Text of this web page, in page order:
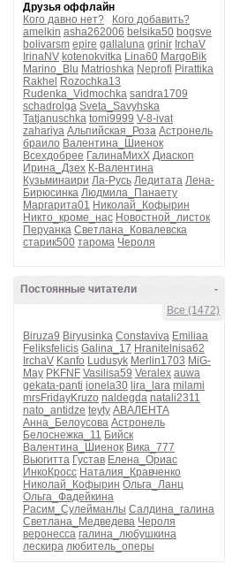
Друзья оффлайн
Кого давно нет?
Кого добавить?
amelkin asha262006 belsika50 bogsve
bolivarsm epire gallaluna grinir IrchaV
IrinaNV kotenokvitka Lina60 MargoBik
Marino_Blu Matrioshka Neprofi Pirattika
Rakhel
Rozochka13
Rudenka_Vidmochka sandra1709
schadrolga Sveta_Savyhska
Tatjanuschka tomi9999 V-8-ivat
zahariya Альпийская_Роза Астронель
браило Валентина_Шиенок
Всехдобрее ГалинаМихХ Диаскоп
Ирина_Дзех К-Валентина
Кузьминаири Ла-Русь Ледитата Лена-
Бирюсинка Людмила_Панаету
Маргарита01 Николай_Кофырин
Никто_кроме_нас Новостной_листок
Перуанка Светлана_Ковалевска
старик500 тарома Чероля
-
Постоянные читатели
Все (1472)
Biruza9 Biryusinka Constaviva Emiliaa
Feliksfelicis Galina_17 Hranitelnisa62
IrchaV Kanfo Ludusyk Merlin1703 MiG-
May PKFNF Vasilisa59 Veralex auwa
gekata-panti ionela30 lira_lara milami
mrsFridayKruzo naldegda natali2311
nato_antidze teyty АВАЛЕНТА
Анна_Белоусова Астронель
Белоснежка_11 Бийск
Валентина_Шиенок Вика_777
Вьюгитта Густав Елена_Ориас
ИнкоКросс Наталия_Кравченко
Николай_Кофырин Ольга_Ланц
Ольга_Фадейкина
Расим_Сулейманлы Салдина_галина
Светлана_Медведева Чероля
веронесса галина_любушкина
лескира любитель_оперы